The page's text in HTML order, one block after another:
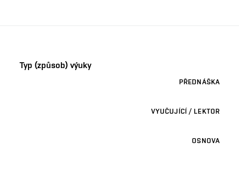
Typ (způsob) výuky
PŘEDNÁŠKA
VYUČUJÍCÍ / LEKTOR
OSNOVA